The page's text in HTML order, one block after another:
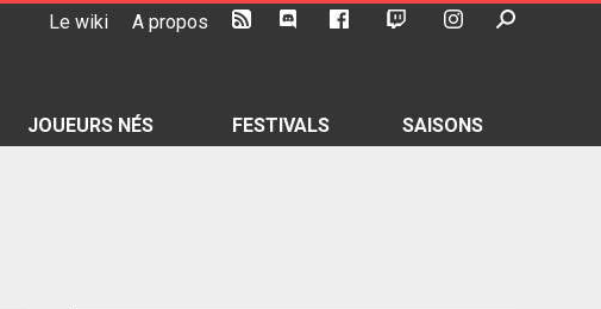
Le wiki A propos
JOUEURS NÉS FESTIVALS SAISONS